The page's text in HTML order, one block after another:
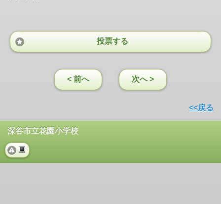
投票する
< 前へ 次へ >
<<戻る
深谷市立花園小学校